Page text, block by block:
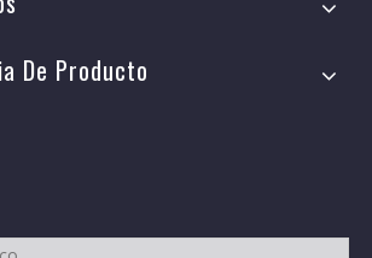
De Producto